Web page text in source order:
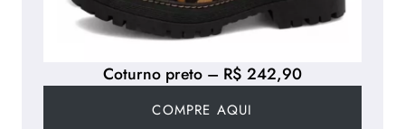
Coturno preto – R$ 242,90
COMPRE AQUI